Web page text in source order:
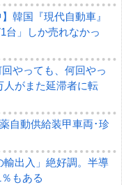
韓国『現代自動車』
台」しか売れなかっ
やっても、何回やっ
がまた延滞者に転
自動供給装甲車両･珍
輸出入」絶好調。半導
もある